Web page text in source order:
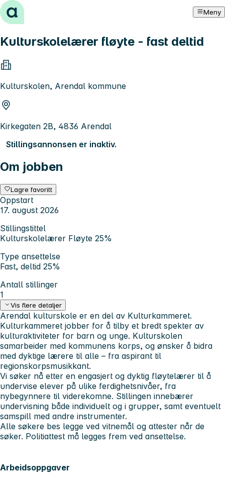
Hopp til innhold Meny
Kulturskolelærer fløyte - fast deltid
Kulturskolen, Arendal kommune
Kirkegaten 2B, 4836 Arendal
Stillingsannonsen er inaktiv.
Om jobben
Lagre favoritt
Oppstart
17. august 2026
Stillingstittel
Kulturskolelærer Fløyte 25%
Type ansettelse
Fast, deltid 25%
Antall stillinger
1
Vis flere detaljer
Arendal kulturskole er en del av Kulturkammeret.
Kulturkammeret jobber for å tilby et bredt spekter av
kulturaktiviteter for barn og unge. Kulturskolen
samarbeider med kommunens korps, og ønsker å bidra
med dyktige lærere til alle – fra aspirant til
regionskorpsmusikkant.
Vi søker nå etter en engasjert og dyktig fløytelærer til å
undervise elever på ulike ferdighetsnivåer, fra
nybegynnere til viderekomne. Stillingen innebærer
undervisning både individuelt og i grupper, samt eventuelt
samspill med andre instrumenter.
Alle søkere bes legge ved vitnemål og attester når de
søker. Politiattest må legges frem ved ansettelse.
Arbeidsoppgaver